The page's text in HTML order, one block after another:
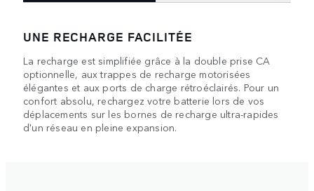
UNE RECHARGE FACILITÉE
La recharge est simplifiée grâce à la double prise CA
optionnelle, aux trappes de recharge motorisées
élégantes et aux ports de charge rétroéclairés. Pour un
confort absolu, rechargez votre batterie lors de vos
déplacements sur les bornes de recharge ultra-rapides
d'un réseau en pleine expansion.